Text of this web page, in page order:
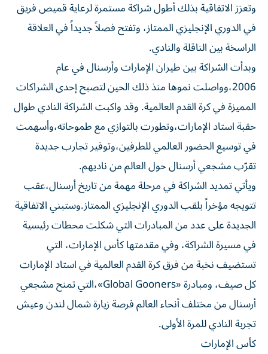
وتعزز الاتفاقية بذلك أطول شراكة مستمرة لرعاية قميص فريق
في الدوري الإنجليزي الممتاز، وتفتح فصلاً جديداً في العلاقة
الراسخة بين الناقلة والنادي.
وبدأت الشراكة بين طيران الإمارات وأرسنال في عام
2006،وواصلت نموها منذ ذلك الحين لتصبح إحدى الشراكات
المميزة في كرة القدم العالمية. وقد واكبت الشراكة النادي طوال
حقبة استاد الإمارات،وتطورت بالتوازي مع طموحاته،وأسهمت
في توسيع الحضور العالمي للطرفين،وتوفير تجارب جديدة
تقرّب مشجعي أرسنال حول العالم من ناديهم.
ويأتي تمديد الشراكة في مرحلة مهمة من تاريخ أرسنال،عقب
تتويجه مؤخراً بلقب الدوري الإنجليزي الممتاز.وستبني الاتفاقية
الجديدة على عدد من المبادرات التي شكلت محطات رئيسية
في مسيرة الشراكة، وفي مقدمتها كأس الإمارات، التي
تستضيف نخبة من فرق كرة القدم العالمية في استاد الإمارات
كل صيف، ومبادرة «Global Gooners»،التي تمنح مشجعي
أرسنال من مختلف أنحاء العالم فرصة زيارة شمال لندن وعيش
تجربة النادي للمرة الأولى.
كأس الإمارات